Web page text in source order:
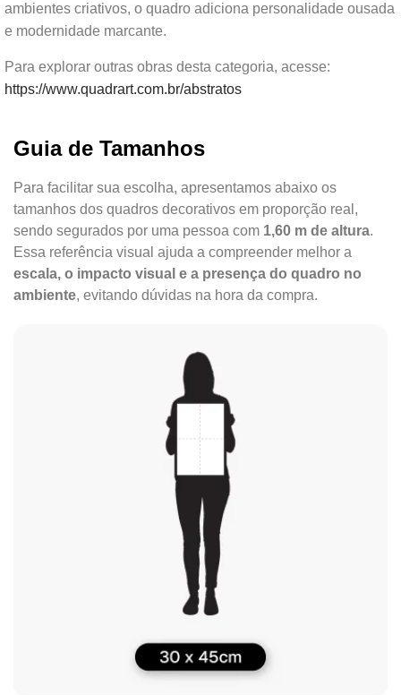
ambientes criativos, o quadro adiciona personalidade ousada
e modernidade marcante.
Para explorar outras obras desta categoria, acesse:
https://www.quadrart.com.br/abstratos
Guia de Tamanhos
Para facilitar sua escolha, apresentamos abaixo os
tamanhos dos quadros decorativos em proporção real,
sendo segurados por uma pessoa com 1,60 m de altura.
Essa referência visual ajuda a compreender melhor a
escala, o impacto visual e a presença do quadro no
ambiente, evitando dúvidas na hora da compra.